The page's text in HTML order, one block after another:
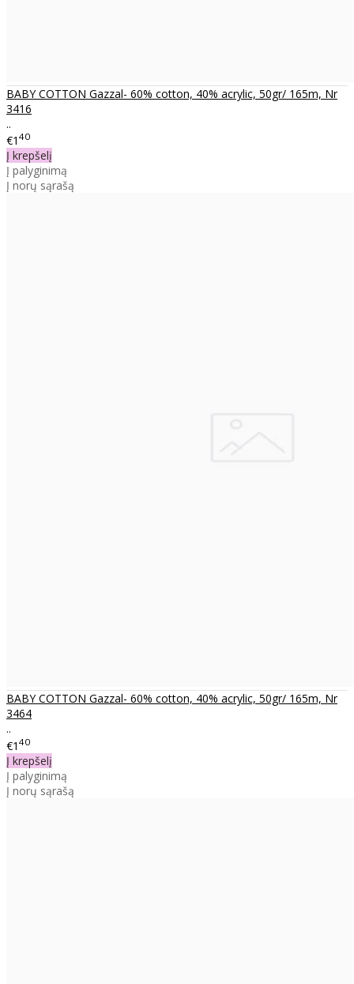
BABY COTTON Gazzal- 60% cotton, 40% acrylic, 50gr/ 165m, Nr
3416
..
€1 40
Į krepšelį
Į palyginimą
Į norų sąrašą
BABY COTTON Gazzal- 60% cotton, 40% acrylic, 50gr/ 165m, Nr
3464
..
€1 40
Į krepšelį
Į palyginimą
Į norų sąrašą